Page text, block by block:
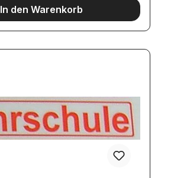
In den Warenkorb